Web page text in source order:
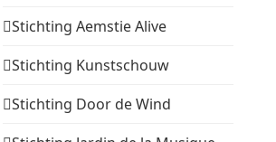
Stichting Aemstie Alive
Stichting Kunstschouw
Stichting Door de Wind